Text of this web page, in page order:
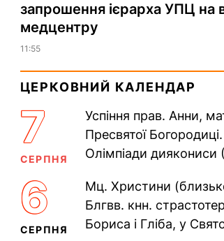
запрошення ієрарха УПЦ на
медцентру
11:55
ЦЕРКОВНИЙ КАЛЕНДАР
7
СЕРПНЯ
Успіння прав. Анни,
Пресвятої
Олімпіади диякониси
Пам’ять V
6
СЕРПНЯ
Мц. Христини
Блгвв. кнн.
Бориса і Гліба, у